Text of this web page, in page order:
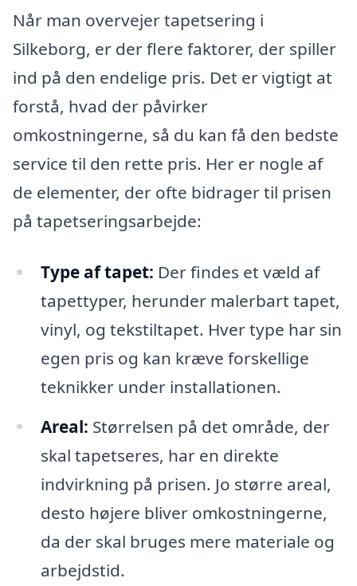
Når man overvejer tapetsering i
Silkeborg, er der flere faktorer, der spiller
ind på den endelige pris. Det er vigtigt at
forstå, hvad der påvirker
omkostningerne, så du kan få den bedste
service til den rette pris. Her er nogle af
de elementer, der ofte bidrager til prisen
på tapetseringsarbejde:
Type af tapet: Der findes et væld af
tapettyper, herunder malerbart tapet,
vinyl, og tekstiltapet. Hver type har sin
egen pris og kan kræve forskellige
teknikker under installationen.
Areal: Størrelsen på det område, der
skal tapetseres, har en direkte
indvirkning på prisen. Jo større areal,
desto højere bliver omkostningerne,
da der skal bruges mere materiale og
arbejdstid.